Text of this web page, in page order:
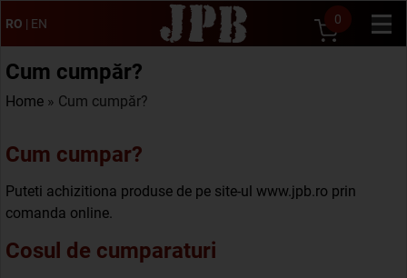
RO | EN 0
Cum cumpăr?
Home » Cum cumpăr?
Cum cumpar?
Puteti achizitiona produse de pe site-ul www.jpb.ro prin
comanda online.
Cosul de cumparaturi